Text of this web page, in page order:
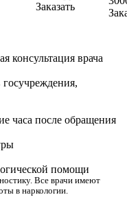
Заказать
консультация врача
часа после обращения
помощи
Все врачи имеют
в наркологии.